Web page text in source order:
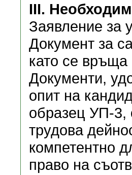
ІІІ.
Заявление за
Документ за
като се връща
Документи,
опит на
образец УП-3,
трудова
компетентно
право на